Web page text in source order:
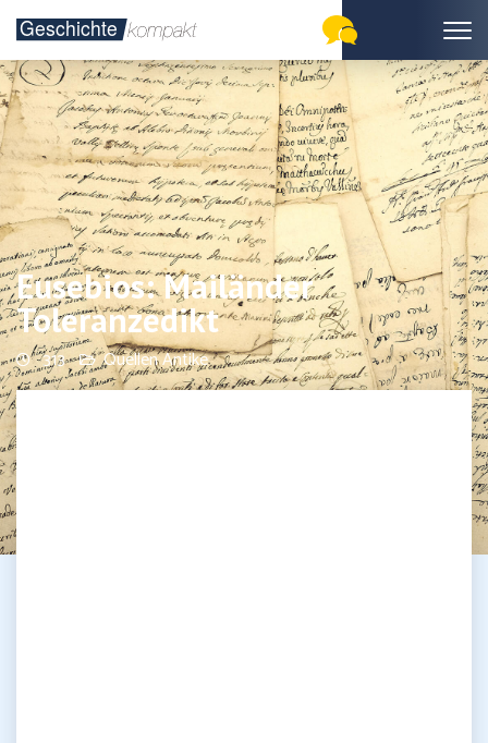
Eusebios: Mailänder
Toleranzedikt
313 Quellen Antike